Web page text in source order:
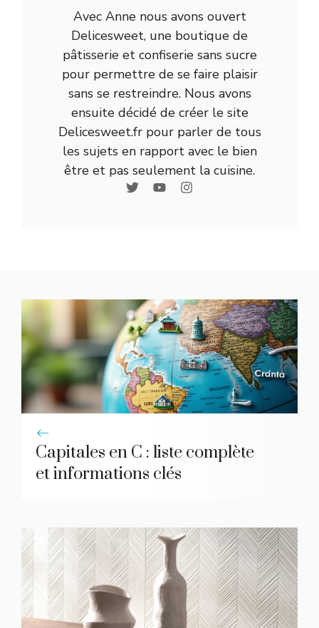
Avec Anne nous avons ouvert
Delicesweet, une boutique de
pâtisserie et confiserie sans sucre
pour permettre de se faire plaisir
sans se restreindre. Nous avons
ensuite décidé de créer le site
Delicesweet.fr pour parler de tous
les sujets en rapport avec le bien
être et pas seulement la cuisine.
Capitales en C : liste complète
et informations clés